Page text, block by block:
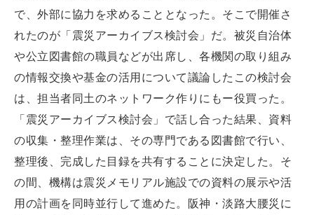
で、外部に協力を求めることとなった。そこで開催さ
れたのが「震災アーカイブス検討会」だ。被災自治体
や公立図書館の職員などが出席し、各機関の取り組み
の情報交換や基金の活用について議論したこの検討会
は、担当者同土のネットワーク作りにもー役買った。
「震災アーカイブス検討会」で話し合った結果、資料
の収集・整理作業は、その専門である図書館で行い、
整理後、完成した目録を共有することに決定した。そ
の間、機構は震災メモリアル施設での資料の展示や活
用の計画を同時並行して進めた。阪神・淡路大腰災に